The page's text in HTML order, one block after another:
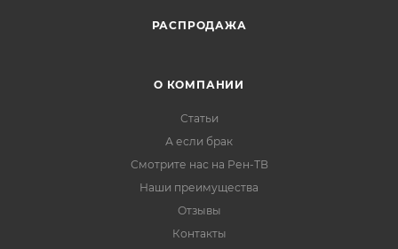
РАСПРОДАЖА
О КОМПАНИИ
Статьи
А если брак
Смотрите нас на Рен-ТВ
Наши преимущества
Отзывы
Контакты